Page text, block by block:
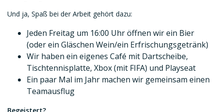
Und ja, Spaß bei der Arbeit gehört dazu:
Jeden Freitag um 16:00 Uhr öffnen wir ein Bier
(oder ein Gläschen Wein/ein Erfrischungsgetränk)
Wir haben ein eigenes Café mit Dartscheibe,
Tischtennisplatte, Xbox (mit FIFA) und Playseat
Ein paar Mal im Jahr machen wir gemeinsam einen
Teamausflug